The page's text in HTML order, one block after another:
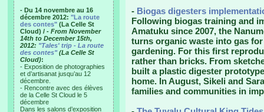
- Du 14 novembre au 16
décembre 2012: "La route
des contes" (La Celle St
Cloud) / - From November
14th to December 15th,
2012: "Tales' trip - La route
des contes"(La Celle St
Cloud):
- Exposition de photographies
et d’artisanat jusqu’au 12
décembre.
- Rencontre avec des élèves
de la Celle St Cloud le 5
décembre
Dans les salons d’exposition
- Biogas digesters
Following biogas training and
Amatuku since 2007, the
turns organic waste into gas
gardening. For this first
rather than bricks. From
built a plastic digester
home. In August, Sikeli and
families and communities in